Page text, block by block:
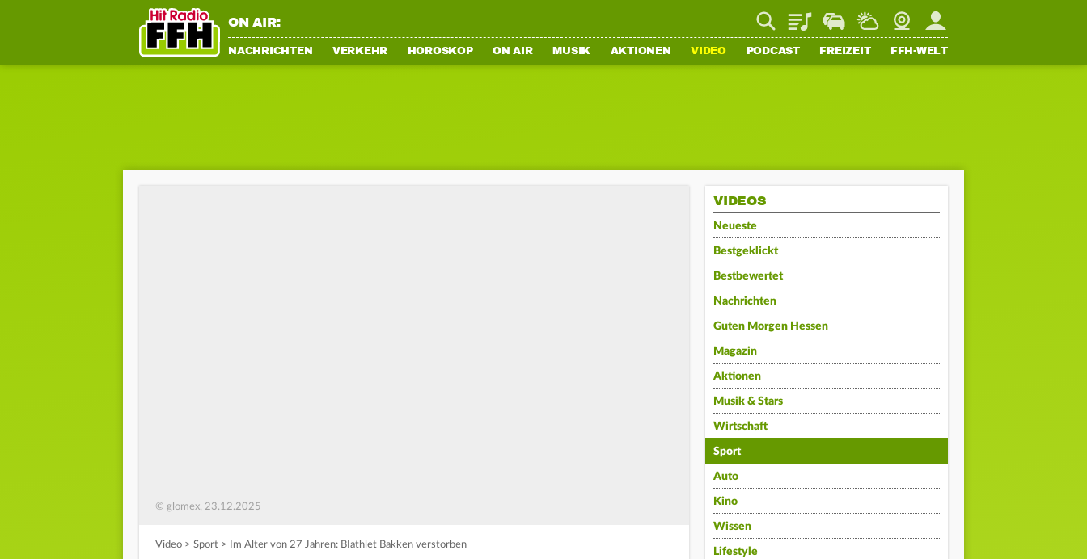
ON AIR: PlaylistStaupilotWetterWebcamMein FFH
NACHRICHTEN VERKEHR HOROSKOP ON AIR MUSIK AKTIONEN VIDEO PODCAST FREIZEIT FFH-WELT
© glomex, 23.12.2025
Video > Sport > Im Alter von 27 Jahren: BIathlet Bakken verstorben
VIDEOS
Neueste
Bestgeklickt
Bestbewertet
Nachrichten
Guten Morgen Hessen
Magazin
Aktionen
Musik & Stars
Wirtschaft
Sport
Auto
Kino
Wissen
Lifestyle